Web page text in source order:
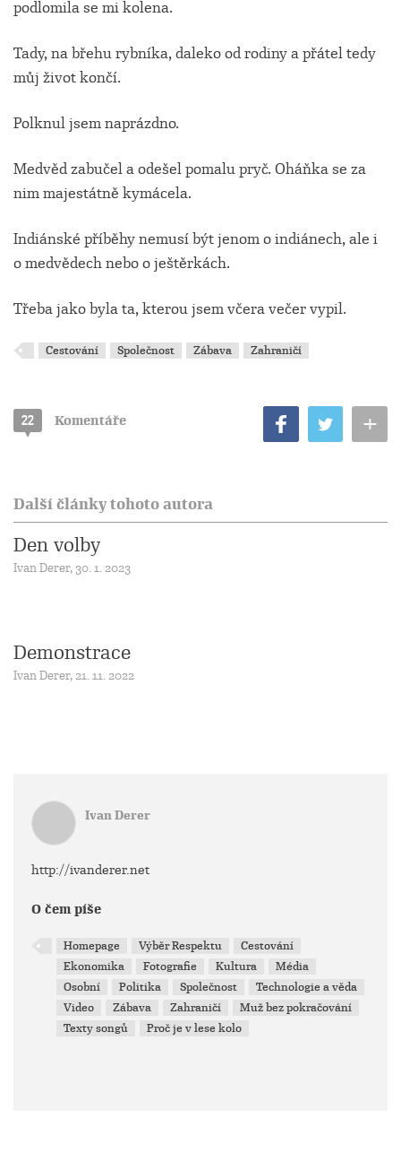
podlomila se mi kolena.
Tady, na břehu rybníka, daleko od rodiny a přátel tedy
můj život končí.
Polknul jsem naprázdno.
Medvěd zabučel a odešel pomalu pryč. Oháňka se za
nim majestátně kymácela.
Indiánské příběhy nemusí být jenom o indiánech, ale i
o medvědech nebo o ještěrkách.
Třeba jako byla ta, kterou jsem včera večer vypil.
Cestování Společnost Zábava Zahraničí
22 Komentáře +
Další články tohoto autora
Den volby
Ivan Derer, 30. 1. 2023
Demonstrace
Ivan Derer, 21. 11. 2022
Ivan Derer
http://ivanderer.net
O čem píše
Homepage Výběr Respektu
Cestování
Ekonomika
Fotografie Kultura
Média
Osobní
Politika Společnost
Technologie a věda
Video
Zábava Zahraničí
Muž bez pokračování
Texty songů
Proč je v lese kolo